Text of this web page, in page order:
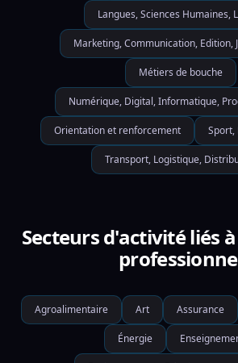
Langues, Sciences Humaines,
Marketing, Communication, Edition,
Métiers de bouche
Numérique, Digital, Informatique,
Orientation et renforcement Sport,
Transport, Logistique,
Secteurs d'activité liés
Agroalimentaire Art Assurance
Énergie